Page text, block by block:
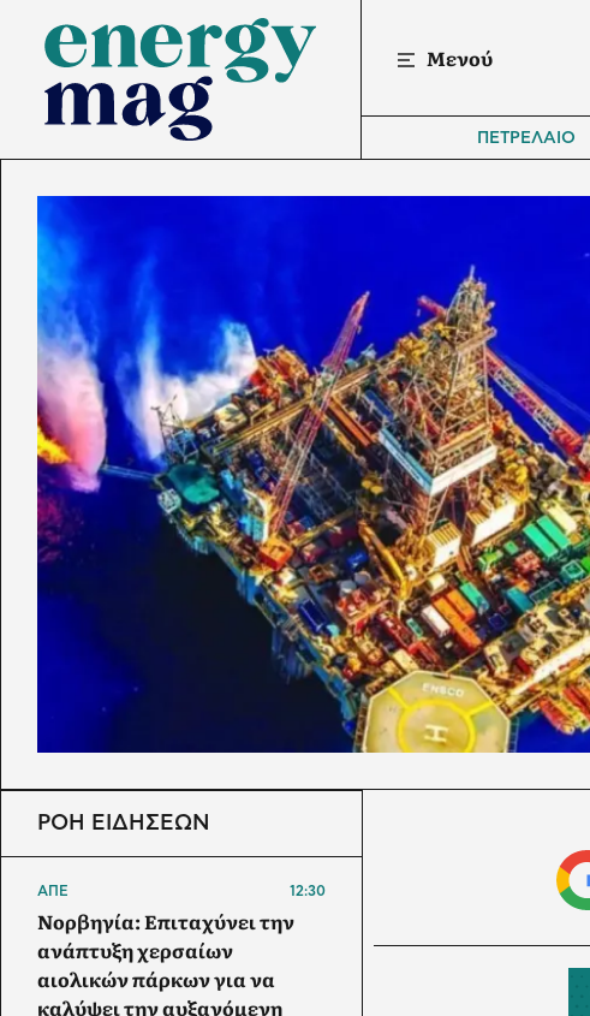
Μενού
ΠΕΤΡΕΛΑΙΟ
ΡΟΗ ΕΙΔΗΣΕΩΝ
ΑΠΕ 12:30
Νορβηγία: Επιταχύνει την
ανάπτυξη χερσαίων
αιολικών πάρκων για να
καλύψει την αυξανόμενη